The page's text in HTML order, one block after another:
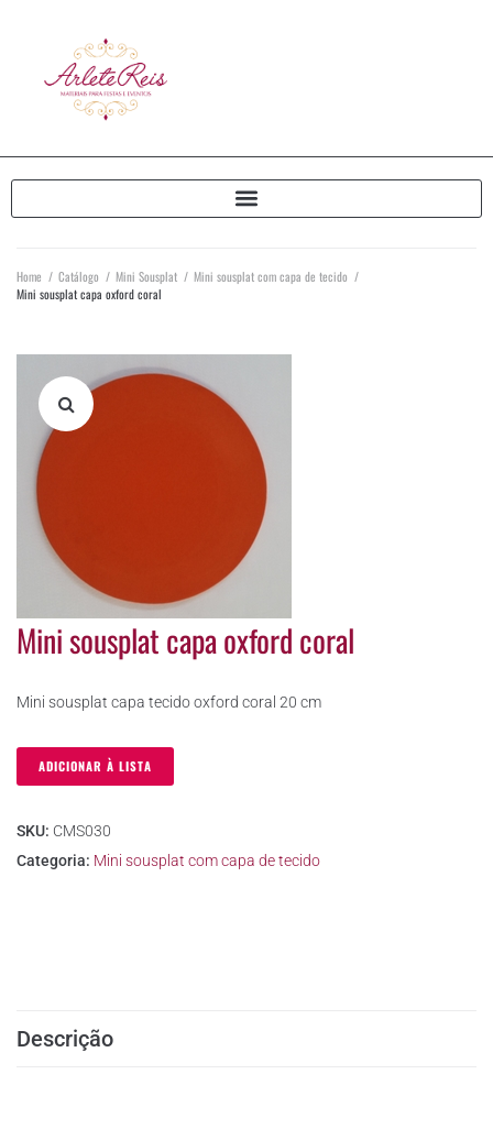
Home / Catálogo / Mini Sousplat / Mini sousplat com capa de tecido /
Mini sousplat capa oxford coral
Mini sousplat capa oxford coral
Mini sousplat capa tecido oxford coral 20 cm
ADICIONAR À LISTA
SKU: CMS030
Categoria: Mini sousplat com capa de tecido
Descrição